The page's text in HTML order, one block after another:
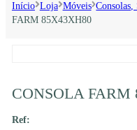
Início Loja Móveis
FARM 85X43XH80
CONSOLA FARM
Ref: